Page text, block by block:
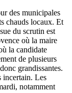
des municipales
chauds locaux. Et
du scrutin est
où la maire
la candidate
de plusieurs
grandissantes.
incertain. Les
notamment